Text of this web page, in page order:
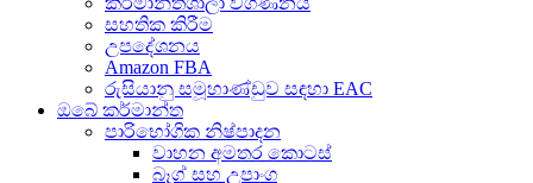
සහතික කිරීම
උපදේශනය
Amazon FBA
රුසියානු සමූහාණ්ඩුව සඳහා EAC
ඔබේ කර්මාන්ත
පාරිභෝගික නිෂ්පාදන
වාහන අමතර කොටස්
බෑග් සහ උපාංග